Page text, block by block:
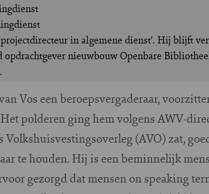
in algemene dienst’. Hij blijft
nieuwbouw Openbare
Vos een beroepsvergaderaar,
polderen ging hem volgens AWV-
(AVO) zat,
te houden. Hij is een beminnelijk
gezorgd dat mensen on speaking